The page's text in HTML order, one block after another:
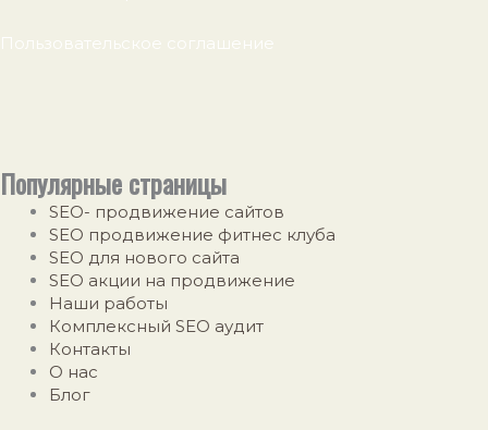
Пользовательское соглашение
Популярные страницы
SEO- продвижение сайтов
SEO продвижение фитнес клуба
SEO для нового сайта
SEO акции на продвижение
Наши работы
Комплексный SEO аудит
Контакты
О нас
Блог